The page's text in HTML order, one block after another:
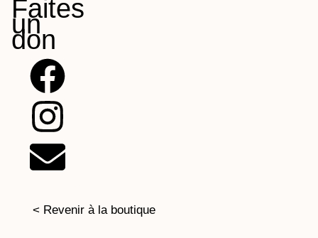
Faites
un
don
F
a
c
e
b
I
n
s
t
a
E
n
v
e
l
< Revenir à la boutique